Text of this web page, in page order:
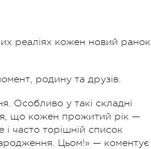
реаліях кожен новий ранок
родину та друзів.
Особливо у такі складні
що кожен прожитий рік —
часто торішній список
Цьом!» — коментує